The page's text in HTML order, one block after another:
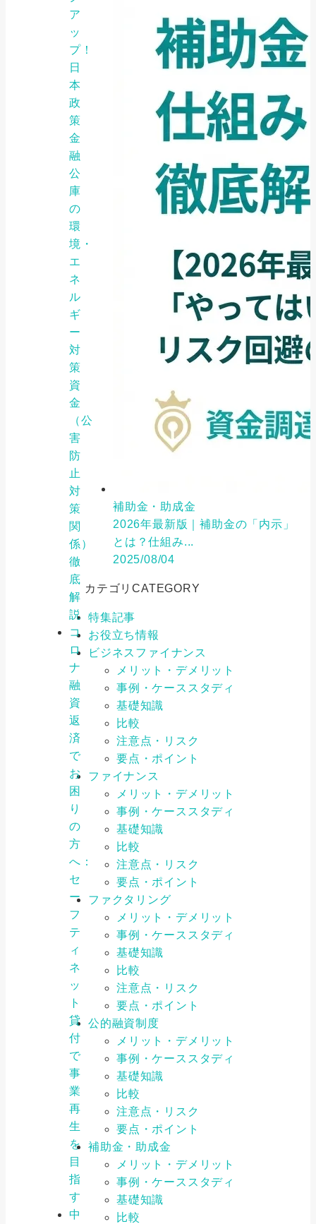
ア
ッ
プ！
日
本
政
策
金
融
公
庫
の
環
境・
エ
ネ
ル
ギ
ー
対
策
資
金
（公
害
防
止
対
策
関
係）
徹
底
解
説
コ
ロ
ナ
融
資
返
済
で
お
困
り
の
方
へ：
セ
ー
フ
テ
ィ
ネ
ッ
ト
貸
付
で
事
業
再
生
を
目
指
す
中
補助金・助成金
2026年最新版｜補助金の「内示」
とは？仕組み...
2025/08/04
カテゴリCATEGORY
特集記事
お役立ち情報
ビジネスファイナンス
メリット・デメリット
事例・ケーススタディ
基礎知識
比較
注意点・リスク
要点・ポイント
ファイナンス
メリット・デメリット
事例・ケーススタディ
基礎知識
比較
注意点・リスク
要点・ポイント
ファクタリング
メリット・デメリット
事例・ケーススタディ
基礎知識
比較
注意点・リスク
要点・ポイント
公的融資制度
メリット・デメリット
事例・ケーススタディ
基礎知識
比較
注意点・リスク
要点・ポイント
補助金・助成金
メリット・デメリット
事例・ケーススタディ
基礎知識
比較